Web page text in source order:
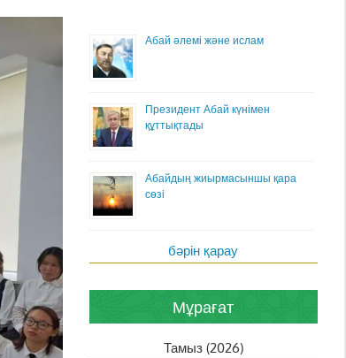
Абай әлемі және ислам
Президент Абай күнімен
құттықтады
Абайдың жиырмасыншы қара
сөзі
бәрін қарау
Мұрағат
Тамыз (2026)